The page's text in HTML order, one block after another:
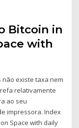
Bitcoin in
with
existe taxa nem
relativamente
ao seu
impressora. Index
Space with daily